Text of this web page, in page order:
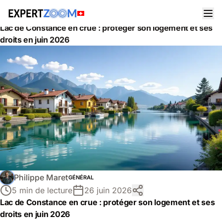
Actualités
Général
Lac de Constance en crue : protéger son logement et ses
droits en juin 2026
Philippe MaretGÉNÉRAL
5 min de lecture
26 juin 2026
Lac de Constance en crue : protéger son logement et ses
droits en juin 2026